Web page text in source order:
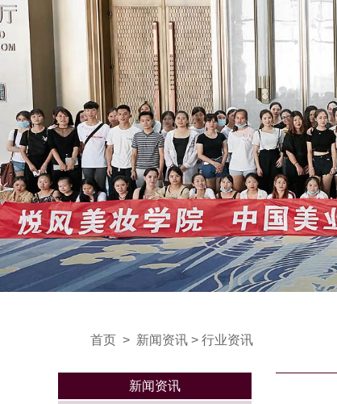
首页 > 新闻资讯 > 行业资讯
新闻资讯